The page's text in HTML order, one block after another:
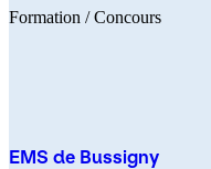
Formation / Concours
EMS de Bussigny